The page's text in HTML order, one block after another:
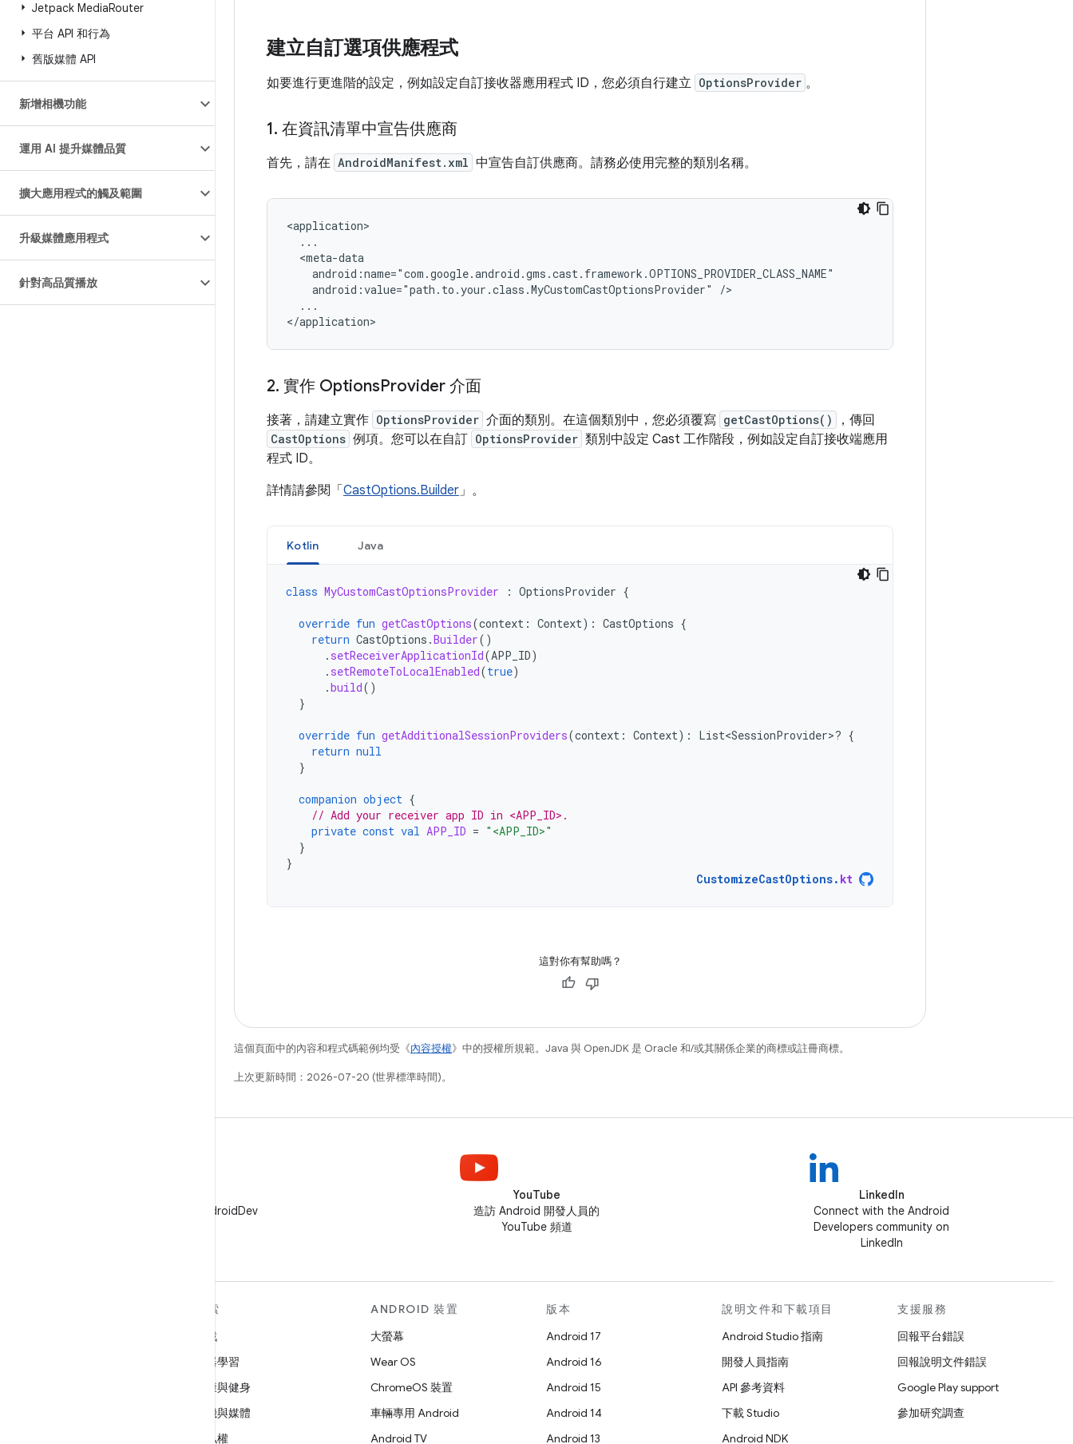
Jetpack MediaRouter
平台 API 和行為
舊版媒體 API
新增相機功能
運用 AI 提升媒體品質
擴大應用程式的觸及範圍
升級媒體應用程式
針對高品質播放
建立自訂選項供應程式
如要進行更進階的設定，例如設定自訂接收器應用程式 ID，您必須自行建立 OptionsProvider 。
1. 在資訊清單中宣告供應商
首先，請在 AndroidManifest.xml 中宣告自訂供應商。請務必使用完整的類別名稱。
android:value="path.to.your.class.MyCustomCastOptionsProvider"
...
2. 實作 OptionsProvider 介面
接著，請建立實作 OptionsProvider 介面的類別。在這個類別中，您必須覆寫 getCastOptions() ，傳回
CastOptions 例項。您可以在自訂 OptionsProvider 類別中設定 Cast 工作階段，例如設定自訂接收端應用
程式 ID。
詳情請參閱「 CastOptions.Builder」。
Kotlin Java
class MyCustomCastOptionsProvider : OptionsProvider {
override fun getCastOptions(context : Context): CastOptions {
return CastOptions .Builder()
. setReceiverApplicationId(APP_ID)
. setRemoteToLocalEnabled(true)
.build()
}
override fun getAdditionalSessionProviders(context : Context): List<SessionProvider>? {
return null
}
companion object {
// Add your receiver app ID in <APP_ID>.
private const val APP_ID = "<APP_ID>"
}
}
CustomizeCastOptions. kt
這對你有幫助嗎？
這個頁面中的內容和程式碼範例均受《內容授權》中的授權所規範。Java 與 OpenJDK 是 Oracle 和/或其關係企業的商標或註冊商標。
上次更新時間：2026-07-20 (世界標準時間)。
在 X 中追蹤 @AndroidDev
YouTube
造訪 Android 開發人員的
YouTube 頻道
LinkedIn
Connect with the Android
Developers community on
LinkedIn
探索
遊戲
機器學習
健康與健身
相機與媒體
隱私權
ANDROID 裝置
大螢幕
Wear OS
ChromeOS 裝置
車輛專用 Android
Android TV
版本
Android 17
Android 16
Android 15
Android 14
Android 13
說明文件和下載項目
Android Studio 指南
開發人員指南
API 參考資料
下載 Studio
Android NDK
支援服務
回報平台錯誤
回報說明文件錯誤
Google Play support
參加研究調查